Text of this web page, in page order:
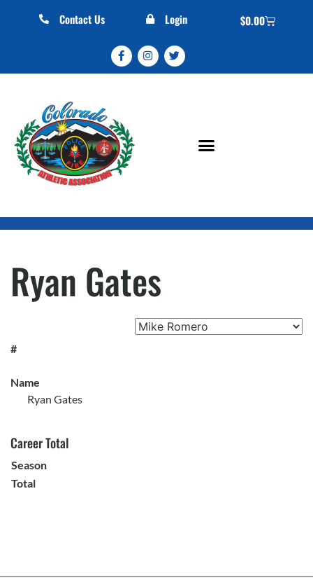
Contact Us Login $0.00
Ryan Gates
#
Name
Ryan Gates
Career Total
Season
Total